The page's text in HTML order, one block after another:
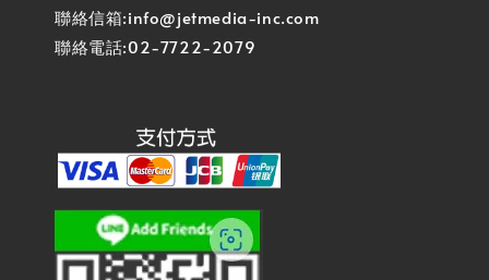
聯絡信箱:info@jetmedia-inc.com
聯絡電話:02-7722-2079